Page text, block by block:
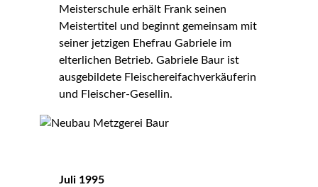
Meisterschule erhält Frank seinen
Meistertitel und beginnt gemeinsam mit
seiner jetzigen Ehefrau Gabriele im
elterlichen Betrieb. Gabriele Baur ist
ausgebildete Fleischereifachverkäuferin
und Fleischer-Gesellin.
Juli 1995